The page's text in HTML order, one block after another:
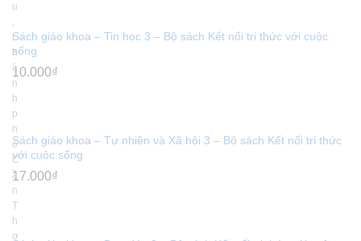
Sách giáo khoa – Tin học 3 – Bộ sách Kết nối tri thức với cuộc
sống
10.000₫
Sách giáo khoa – Tự nhiên và Xã hội 3 – Bộ sách Kết nối tri thức
với cuộc sống
17.000₫
u
,
t
h
à
n
h
p
h
ố
C
ầ
n
T
h
ơ